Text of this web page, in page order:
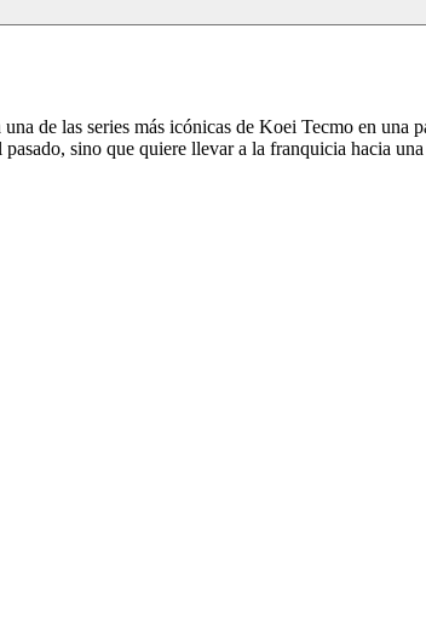
de las series más icónicas de Koei Tecmo en
sino que quiere llevar a la franquicia hacia